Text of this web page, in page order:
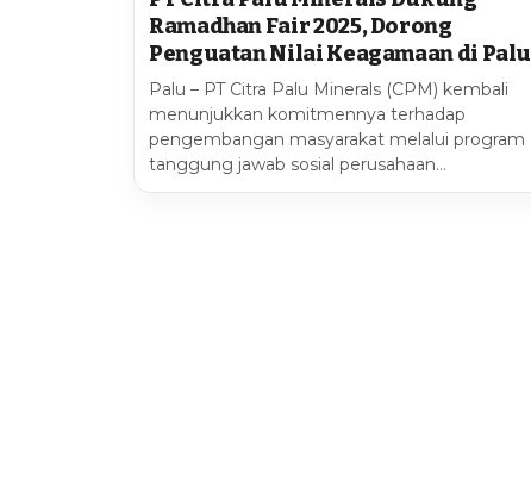
Ramadhan Fair 2025, Dorong
Penguatan Nilai Keagamaan di Palu
Palu – PT Citra Palu Minerals (CPM) kembali
menunjukkan komitmennya terhadap
pengembangan masyarakat melalui program
tanggung jawab sosial perusahaan…